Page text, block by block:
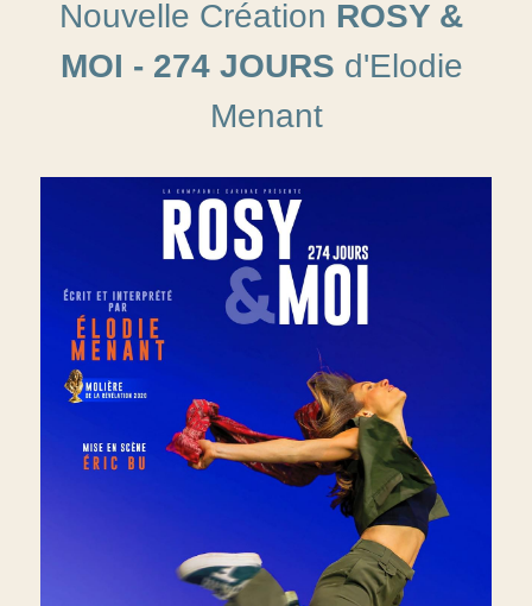
Nouvelle Création ROSY &
MOI - 274 JOURS d'Elodie
Menant